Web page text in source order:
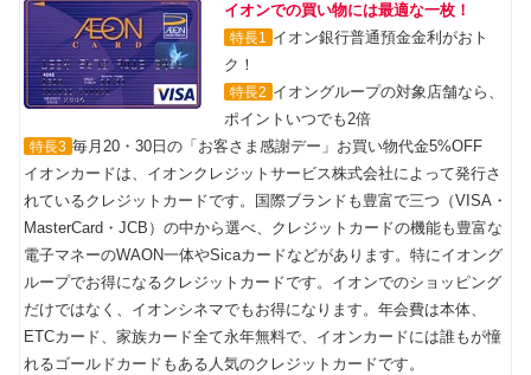
イオンでの買い物には最適な一枚！
特長1 イオン銀行普通預金金利がおト
ク！
特長2 イオングループの対象店舗なら、
ポイントいつでも2倍
特長3 毎月20・30日の「お客さま感謝デー」お買い物代金5%OFF
イオンカードは、イオンクレジットサービス株式会社によって発行さ
れているクレジットカードです。国際ブランドも豊富で三つ（VISA・
MasterCard・JCB）の中から選べ、クレジットカードの機能も豊富な
電子マネーのWAON一体やSicaカードなどがあります。特にイオング
ループでお得になるクレジットカードです。イオンでのショッピング
だけではなく、イオンシネマでもお得になります。年会費は本体、
ETCカード、家族カード全て永年無料で、イオンカードには誰もが憧
れるゴールドカードもある人気のクレジットカードです。